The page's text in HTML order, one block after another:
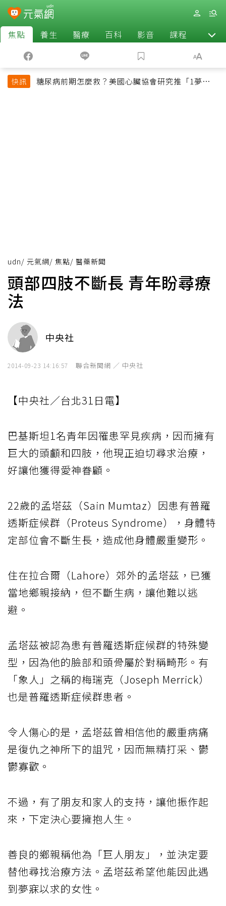
焦點 養生 醫療 百科 影音 課程 退休
快訊
糖尿病前期怎麼救？美國心臟協會研究推「1夢幻水
udn/ 元氣網/ 焦點/ 醫藥新聞
頭部四肢不斷長 青年盼尋療
法
中央社
2014-09-23 14:16:57 聯合新聞網 ／ 中央社
【中央社／台北31日電】
巴基斯坦1名青年因罹患罕見疾病，因而擁有
巨大的頭顱和四肢，他現正迫切尋求治療，
好讓他獲得愛神眷顧。
22歲的孟塔茲（Sain Mumtaz）因患有普羅
透斯症候群（Proteus Syndrome），身體特
定部位會不斷生長，造成他身體嚴重變形。
住在拉合爾（Lahore）郊外的孟塔茲，已獲
當地鄉親接納，但不斷生病，讓他難以逃
避。
孟塔茲被認為患有普羅透斯症候群的特殊變
型，因為他的臉部和頭骨屬於對稱畸形。有
「象人」之稱的梅瑞克（Joseph Merrick）
也是普羅透斯症候群患者。
令人傷心的是，孟塔茲曾相信他的嚴重病痛
是復仇之神所下的詛咒，因而無精打采、鬱
鬱寡歡。
不過，有了朋友和家人的支持，讓他振作起
來，下定決心要擁抱人生。
善良的鄉親稱他為「巨人朋友」，並決定要
替他尋找治療方法。孟塔茲希望他能因此遇
到夢寐以求的女性。